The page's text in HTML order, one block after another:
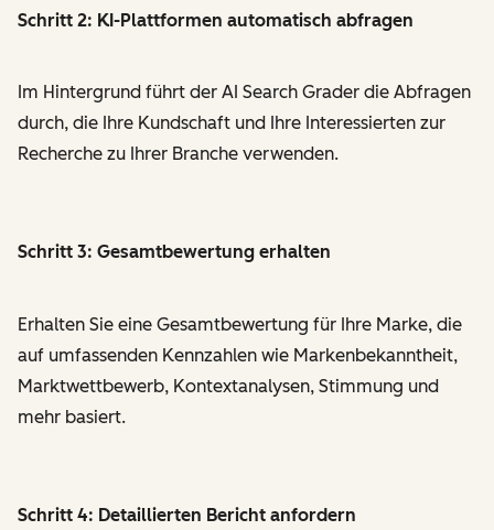
Schritt 2: KI-Plattformen automatisch abfragen
Im Hintergrund führt der AI Search Grader die Abfragen
durch, die Ihre Kundschaft und Ihre Interessierten zur
Recherche zu Ihrer Branche verwenden.
Schritt 3: Gesamtbewertung erhalten
Erhalten Sie eine Gesamtbewertung für Ihre Marke, die
auf umfassenden Kennzahlen wie Markenbekanntheit,
Marktwettbewerb, Kontextanalysen, Stimmung und
mehr basiert.
Schritt 4: Detaillierten Bericht anfordern